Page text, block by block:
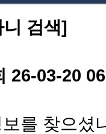
위
검색]
26-03-20
를 찾으